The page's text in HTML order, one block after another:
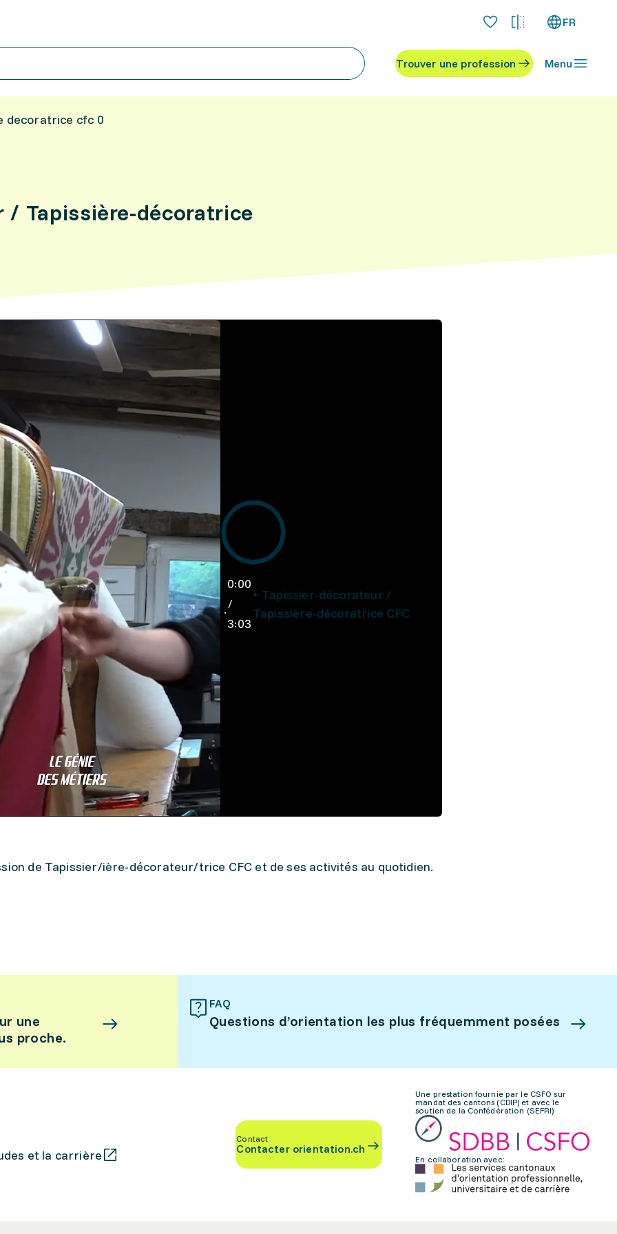
FR
Trouver une profession Menu
decoratrice cfc 0
/ Tapissière-décoratrice
0:00
/
3:03
Tapissier-décorateur /
Tapissière-décoratrice CFC
de Tapissier/ière-décorateur/trice CFC et de ses activités au quotidien.
une
proche.
FAQ
Questions d’orientation les plus fréquemment posées
et la carrière
Contact
Contacter orientation.ch
Une prestation fournie par le CSFO sur
mandat des cantons (CDIP) et avec le
soutien de la Confédération (SEFRI)
En collaboration avec: